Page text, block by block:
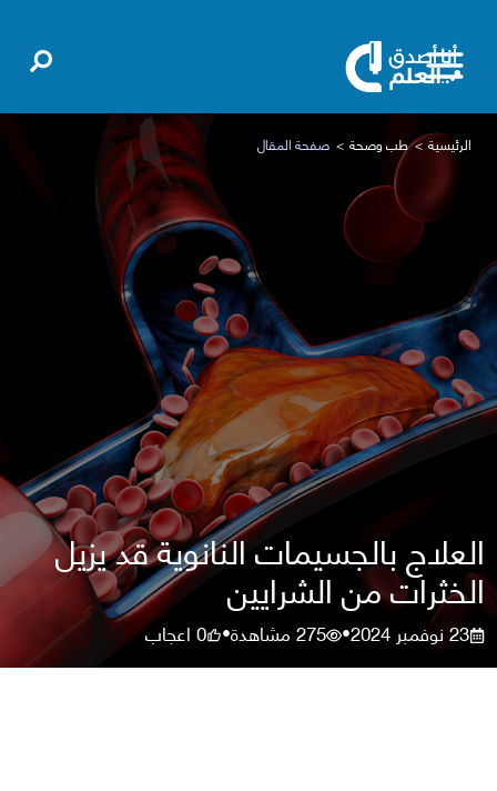
الرئيسية طب وصحة صفحة المقال
العلاج بالجسيمات النانوية قد يزيل
الخثرات من الشرايين
23 نوفمبر 2024 •
275مشاهدة•
0اعجاب